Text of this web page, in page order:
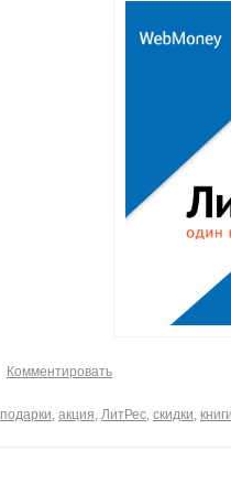
0
Комментировать
подарки, акция, ЛитРес, скидки,